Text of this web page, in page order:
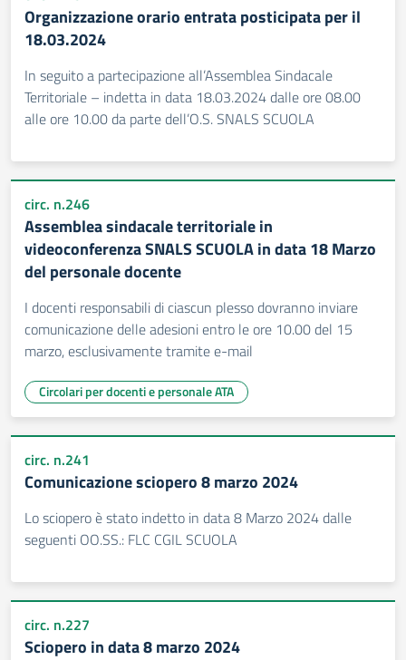
Organizzazione orario entrata posticipata per il
18.03.2024
In seguito a partecipazione all’Assemblea Sindacale
Territoriale – indetta in data 18.03.2024 dalle ore 08.00
alle ore 10.00 da parte dell’O.S. SNALS SCUOLA
circ. n.246
Assemblea sindacale territoriale in
videoconferenza SNALS SCUOLA in data 18 Marzo
del personale docente
I docenti responsabili di ciascun plesso dovranno inviare
comunicazione delle adesioni entro le ore 10.00 del 15
marzo, esclusivamente tramite e-mail
Circolari per docenti e personale ATA
circ. n.241
Comunicazione sciopero 8 marzo 2024
Lo sciopero è stato indetto in data 8 Marzo 2024 dalle
seguenti OO.SS.: FLC CGIL SCUOLA
circ. n.227
Sciopero in data 8 marzo 2024